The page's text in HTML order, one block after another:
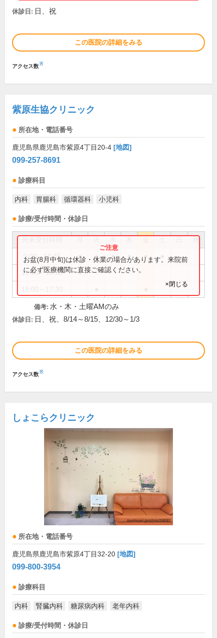
休診日: 日、祝
この医院の詳細をみる
アクセス数※
紫原生協クリニック
所在地・電話番号
鹿児島県鹿児島市紫原4丁目20-4 [地図]
099-257-8691
診療科目
内科 胃腸科 循環器科 小児科
診療/受付時間・休診日
祝
9:00～11:45 ● ● ● ● ●
15:00～16:30 ●
お盆(8月中旬)は休診・休業の場合があります。来院前
に必ず医療機関に直接ご確認ください。
×閉じる
備考: 水・木・土曜AMのみ
休診日: 日、祝、8/14～8/15、12/30～1/3
この医院の詳細をみる
アクセス数※
しょこらクリニック
所在地・電話番号
鹿児島県鹿児島市紫原4丁目32-20 [地図]
099-800-3954
診療科目
内科 腎臓内科 糖尿病内科 老年内科
診療/受付時間・休診日